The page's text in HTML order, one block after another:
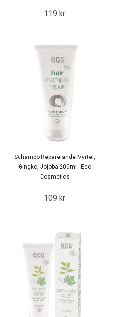
119 kr
Schampo Reparerande Myrtel,
Gingko, Jojoba 200ml - Eco
Cosmetics
109 kr